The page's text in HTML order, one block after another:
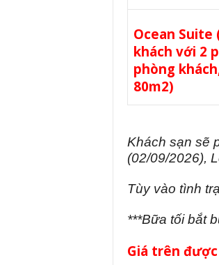
Ocean Suite
khách với 2
phòng
80m2)
Khách sạn sẽ
(02/09/2026),
Tùy vào tình
***Bữa tối bắt
Giá trên